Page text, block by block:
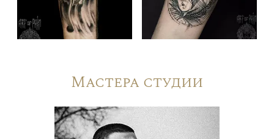
Мастера студии